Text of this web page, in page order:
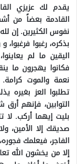
يقدم لك عزيزي
القادمة بعضاً من
نفوس الكثيرين. إن
بذكره، رغبوا فرغبوا،
اليقين ما لم
فكانوا يهجرون ما
نعمة والموت
تطلبوا العز بغيره
التوابين، فإنهم
بليت إيهما أركب. لا
صديقك إلا الأمين،
الفاجر، فيعلمك
إلا من يخشون الله